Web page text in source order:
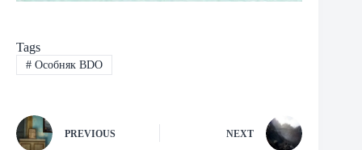
Tags
#Особняк BDO
PREVIOUS NEXT